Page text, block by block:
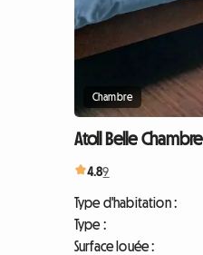
Chambre
Atoll Belle
4.89
Type d'habitation :
Type :
Surface louée :